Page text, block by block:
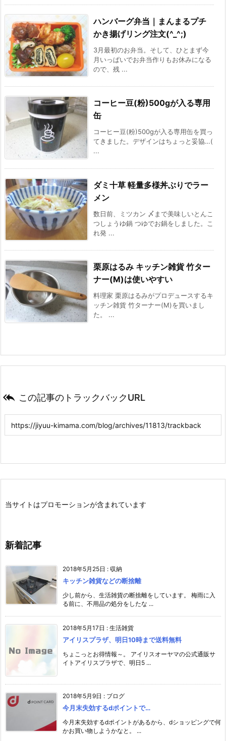
ハンバーグ弁当｜まんまるプチ
かき揚げリング注文(^_^;)
3月最初のお弁当。そして、ひとまず今
月いっぱいでお弁当作りもお休みになる
ので、残 ...
コーヒー豆(粉)500gが入る専用
缶
コーヒー豆(粉)500gが入る専用缶を買っ
てきました。デザインはちょっと妥協…(
...
ダミ十草 軽量多様丼ぶりでラー
メン
数日前、ミツカン 〆まで美味しいとんこ
つしょうゆ鍋 つゆでお鍋をしました。こ
れ発 ...
栗原はるみ キッチン雑貨 竹ター
ナー(M)は使いやすい
料理家 栗原はるみがプロデュースするキ
ッチン雑貨 竹ターナー(M)を買いまし
た。 ...
 この記事のトラックバックURL
当サイトはプロモーションが含まれています
新着記事
2018年5月25日 : 収納
キッチン雑貨などの断捨離
少し前から、生活雑貨の断捨離をしています。 梅雨に入
る前に、不用品の処分をしたな ...
2018年5月17日 : 生活雑貨
アイリスプラザ、明日10時まで送料無料
ちょこっとお得情報～。 アイリスオーヤマの公式通販サ
イトアイリスプラザで、明日5 ...
2018年5月9日 : ブログ
今月末失効するdポイントで…
今月末失効するdポイントがあるから、dショッピングで何
かお買い物しようかなと。 ...